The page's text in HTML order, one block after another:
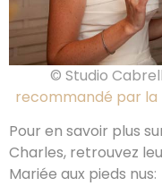
© Studio
recommandé par la
Pour en savoir plus
Charles, retrouvez
Mariée aux pieds nus: